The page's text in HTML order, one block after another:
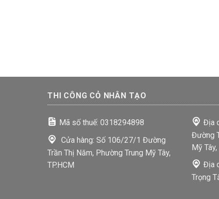
THI CÔNG CỎ NHÂN TẠO
Mã số thuế: 0318294898
Cửa hàng: Số 106/27/1 Đường
Trần Thị Năm, Phường Trung Mỹ Tây,
TP.HCM
Địa
Đường
Mỹ
Địa
Trọng